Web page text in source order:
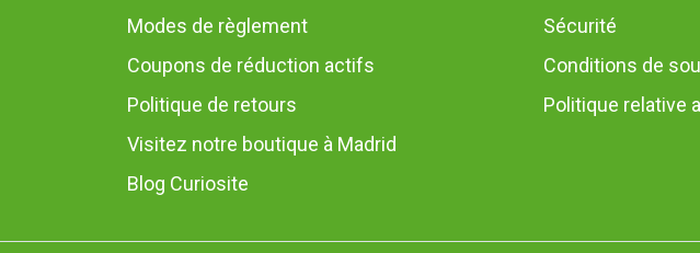
Modes de règlement
Coupons de réduction actifs
Politique de retours
Visitez notre boutique à Madrid
Blog Curiosite
Sécurité
Conditions de
Politique relative